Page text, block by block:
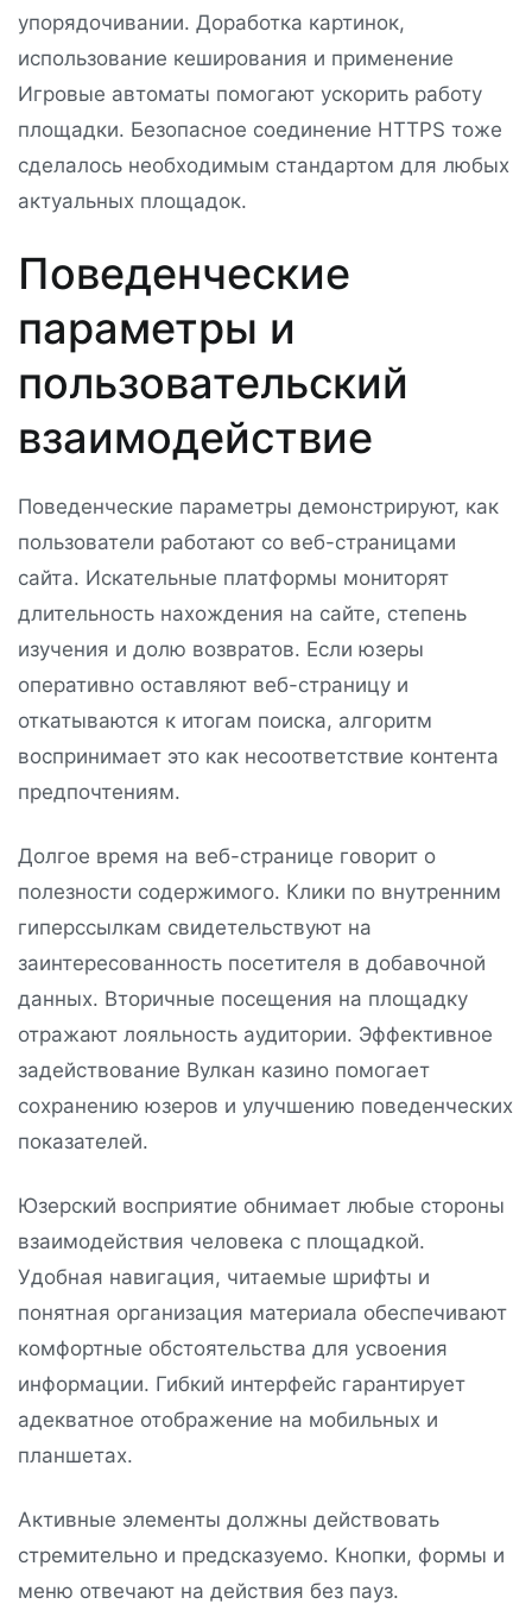
упорядочивании. Доработка картинок,
использование кеширования и применение
Игровые автоматы помогают ускорить работу
площадки. Безопасное соединение HTTPS тоже
сделалось необходимым стандартом для любых
актуальных площадок.
Поведенческие
параметры и
пользовательский
взаимодействие
Поведенческие параметры демонстрируют, как
пользователи работают со веб-страницами
сайта. Искательные платформы мониторят
длительность нахождения на сайте, степень
изучения и долю возвратов. Если юзеры
оперативно оставляют веб-страницу и
откатываются к итогам поиска, алгоритм
воспринимает это как несоответствие контента
предпочтениям.
Долгое время на веб-странице говорит о
полезности содержимого. Клики по внутренним
гиперссылкам свидетельствуют на
заинтересованность посетителя в добавочной
данных. Вторичные посещения на площадку
отражают лояльность аудитории. Эффективное
задействование Вулкан казино помогает
сохранению юзеров и улучшению поведенческих
показателей.
Юзерский восприятие обнимает любые стороны
взаимодействия человека с площадкой.
Удобная навигация, читаемые шрифты и
понятная организация материала обеспечивают
комфортные обстоятельства для усвоения
информации. Гибкий интерфейс гарантирует
адекватное отображение на мобильных и
планшетах.
Активные элементы должны действовать
стремительно и предсказуемо. Кнопки, формы и
меню отвечают на действия без пауз.